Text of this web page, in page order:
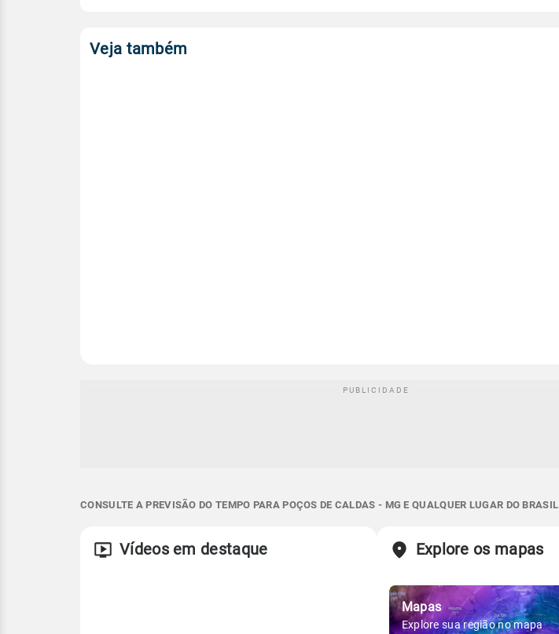
Veja também
CONSULTE A PREVISÃO DO TEMPO PARA POÇOS DE CALDAS - MG E QUALQUER LUGAR DO BRASIL
Vídeos em destaque Explore os mapas
Mapas
Explore sua região no mapa